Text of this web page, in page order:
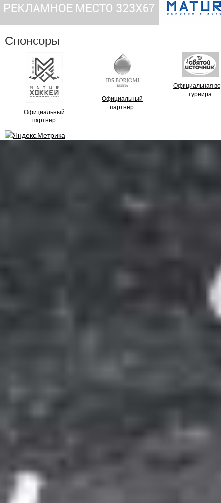
Спонсоры
Официальный
партнер
Официальный
партнер
Официальная
турнира